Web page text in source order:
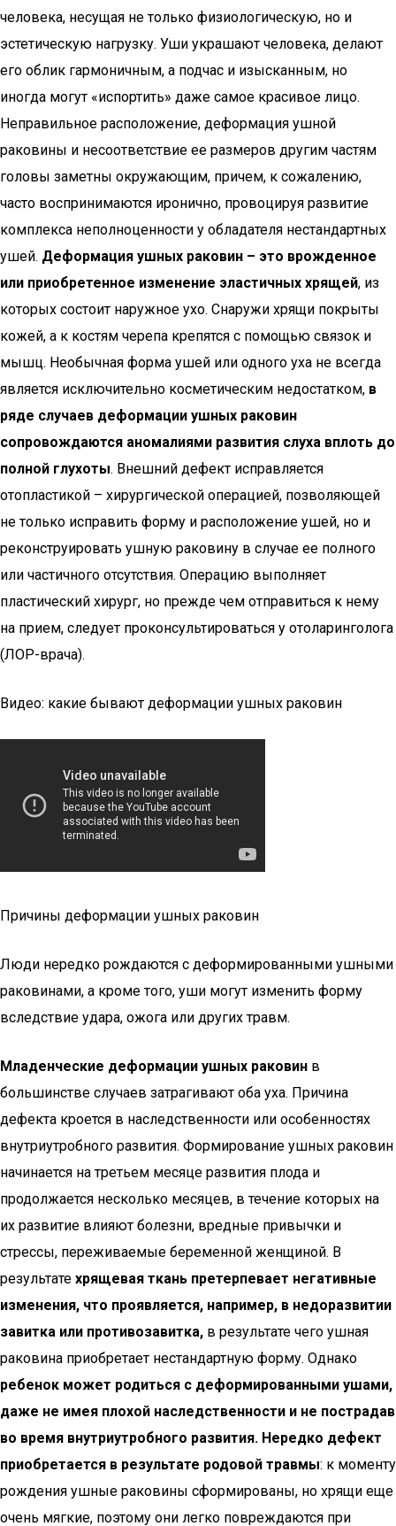
человека, несущая не только физиологическую, но и
эстетическую нагрузку. Уши украшают человека, делают
его облик гармоничным, а подчас и изысканным, но
иногда могут «испортить» даже самое красивое лицо.
Неправильное расположение, деформация ушной
раковины и несоответствие ее размеров другим частям
головы заметны окружающим, причем, к сожалению,
часто воспринимаются иронично, провоцируя развитие
комплекса неполноценности у обладателя нестандартных
ушей. Деформация ушных раковин – это врожденное
или приобретенное изменение эластичных хрящей, из
которых состоит наружное ухо. Снаружи хрящи покрыты
кожей, а к костям черепа крепятся с помощью связок и
мышц. Необычная форма ушей или одного уха не всегда
является исключительно косметическим недостатком, в
ряде случаев деформации ушных раковин
сопровождаются аномалиями развития слуха вплоть до
полной глухоты. Внешний дефект исправляется
отопластикой – хирургической операцией, позволяющей
не только исправить форму и расположение ушей, но и
реконструировать ушную раковину в случае ее полного
или частичного отсутствия. Операцию выполняет
пластический хирург, но прежде чем отправиться к нему
на прием, следует проконсультироваться у отоларинголога
(ЛОР-врача).
Видео: какие бывают деформации ушных раковин
Причины деформации ушных раковин
Люди нередко рождаются с деформированными ушными
раковинами, а кроме того, уши могут изменить форму
вследствие удара, ожога или других травм.
Младенческие деформации ушных раковин в
большинстве случаев затрагивают оба уха. Причина
дефекта кроется в наследственности или особенностях
внутриутробного развития. Формирование ушных раковин
начинается на третьем месяце развития плода и
продолжается несколько месяцев, в течение которых на
их развитие влияют болезни, вредные привычки и
стрессы, переживаемые беременной женщиной. В
результате хрящевая ткань претерпевает негативные
изменения, что проявляется, например, в недоразвитии
завитка или противозавитка, в результате чего ушная
раковина приобретает нестандартную форму. Однако
ребенок может родиться с деформированными ушами,
даже не имея плохой наследственности и не пострадав
во время внутриутробного развития. Нередко дефект
приобретается в результате родовой травмы: к моменту
рождения ушные раковины сформированы, но хрящи еще
очень мягкие, поэтому они легко повреждаются при